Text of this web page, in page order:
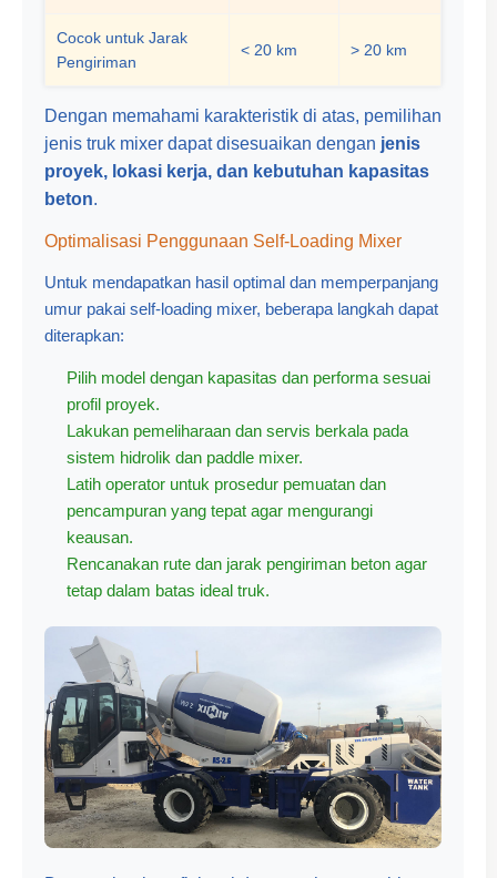
Cocok untuk Jarak
Pengiriman
< 20 km > 20 km
Dengan memahami karakteristik di atas, pemilihan
jenis truk mixer dapat disesuaikan dengan jenis
proyek, lokasi kerja, dan kebutuhan kapasitas
beton.
Optimalisasi Penggunaan Self-Loading Mixer
Untuk mendapatkan hasil optimal dan memperpanjang
umur pakai self-loading mixer, beberapa langkah dapat
diterapkan:
Pilih model dengan kapasitas dan performa sesuai
profil proyek.
Lakukan pemeliharaan dan servis berkala pada
sistem hidrolik dan paddle mixer.
Latih operator untuk prosedur pemuatan dan
pencampuran yang tepat agar mengurangi
keausan.
Rencanakan rute dan jarak pengiriman beton agar
tetap dalam batas ideal truk.